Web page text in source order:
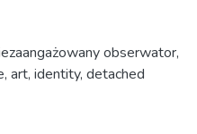
obserwator,
, art, identity, detached